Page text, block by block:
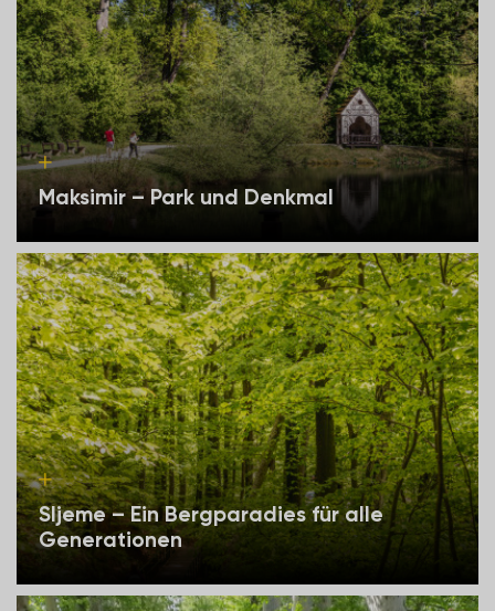
Maksimir – Park und Denkmal
Sljeme – Ein Bergparadies für alle
Generationen